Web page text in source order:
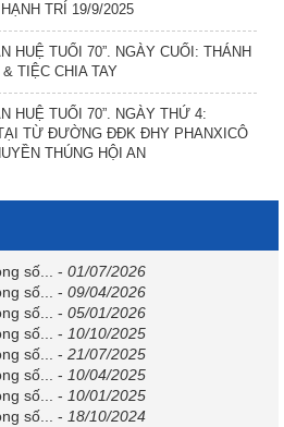
TRÍ 19/9/2025
HUỆ TUỔI 70”. NGÀY CUỐI: THÁNH
TIỆC CHIA TAY
HUỆ TUỔI 70”. NGÀY THỨ 4:
TỪ ĐƯỜNG ĐĐK ĐHY PHANXICÔ
THÚNG HỘI AN
số... - 01/07/2026
số... - 09/04/2026
số... - 05/01/2026
số... - 10/10/2025
số... - 21/07/2025
số... - 10/04/2025
số... - 10/01/2025
số... - 18/10/2024